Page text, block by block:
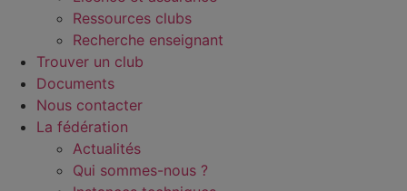
Ressources clubs
Recherche enseignant
Trouver un club
Documents
Nous contacter
La fédération
Actualités
Qui sommes-nous ?